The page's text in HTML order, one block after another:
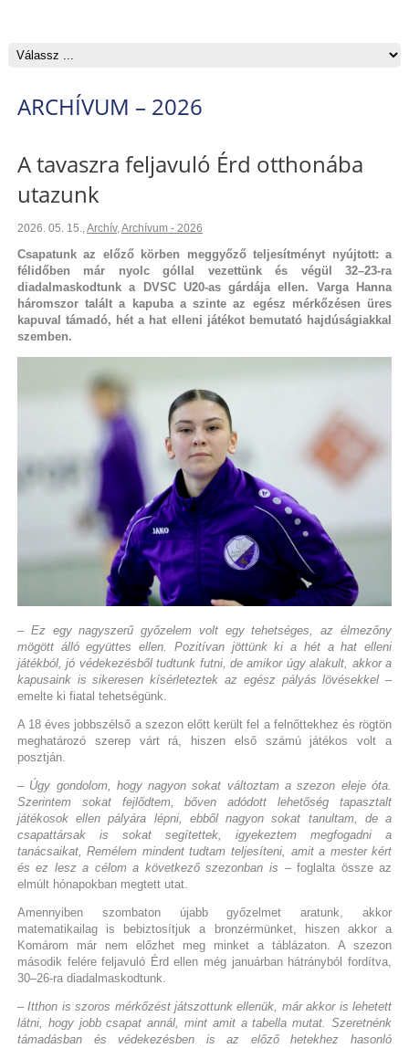
ARCHÍVUM – 2026
A tavaszra feljavuló Érd otthonába
utazunk
2026. 05. 15.,Archív,Archívum - 2026
Csapatunk az előző körben meggyőző teljesítményt nyújtott: a
félidőben már nyolc góllal vezettünk és végül 32–23-ra
diadalmaskodtunk a DVSC U20-as gárdája ellen. Varga Hanna
háromszor talált a kapuba a szinte az egész mérkőzésen üres
kapuval támadó, hét a hat elleni játékot bemutató hajdúságiakkal
szemben.
– Ez egy nagyszerű győzelem volt egy tehetséges, az élmezőny
mögött álló együttes ellen. Pozitívan jöttünk ki a hét a hat elleni
játékból, jó védekezésből tudtunk futni, de amikor úgy alakult, akkor a
kapusaink is sikeresen kísérleteztek az egész pályás lövésekkel –
emelte ki fiatal tehetségünk.
A 18 éves jobbszélső a szezon előtt került fel a felnőttekhez és rögtön
meghatározó szerep várt rá, hiszen első számú játékos volt a
posztján.
– Úgy gondolom, hogy nagyon sokat változtam a szezon eleje óta.
Szerintem sokat fejlődtem, bőven adódott lehetőség tapasztalt
játékosok ellen pályára lépni, ebből nagyon sokat tanultam, de a
csapattársak is sokat segítettek, igyekeztem megfogadni a
tanácsaikat, Remélem mindent tudtam teljesíteni, amit a mester kért
és ez lesz a célom a következő szezonban is – foglalta össze az
elmúlt hónapokban megtett utat.
Amennyiben szombaton újabb győzelmet aratunk, akkor
matematikailag is bebiztosítjuk a bronzérmünket, hiszen akkor a
Komárom már nem előzhet meg minket a táblázaton. A szezon
második felére feljavuló Érd ellen még januárban hátrányból fordítva,
30–26-ra diadalmaskodtunk.
– Itthon is szoros mérkőzést játszottunk ellenük, már akkor is lehetett
látni, hogy jobb csapat annál, mint amit a tabella mutat. Szeretnénk
támadásban és védekezésben is az előző hetekhez hasonló